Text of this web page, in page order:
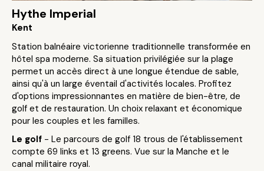
Hythe Imperial
Kent
Station balnéaire victorienne traditionnelle transformée en
hôtel spa moderne. Sa situation privilégiée sur la plage
permet un accès direct à une longue étendue de sable,
ainsi qu'à un large éventail d'activités locales. Profitez
d'options impressionnantes en matière de bien-être, de
golf et de restauration. Un choix relaxant et économique
pour les couples et les familles.
Le golf - Le parcours de golf 18 trous de l'établissement
compte 69 links et 13 greens. Vue sur la Manche et le
canal militaire royal.